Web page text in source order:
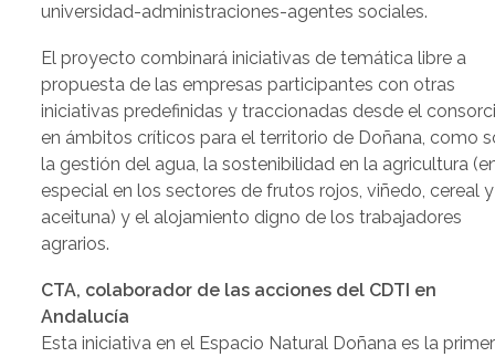
universidad-administraciones-agentes sociales.
El proyecto combinará iniciativas de temática libre a
propuesta de las empresas participantes con otras
iniciativas predefinidas y traccionadas desde el
en ámbitos críticos para el territorio de Doñana, como
la gestión del agua, la sostenibilidad en la agricultura
especial en los sectores de frutos rojos, viñedo, cereal y
aceituna) y el alojamiento digno de los trabajadores
agrarios.
CTA, colaborador de las acciones del CDTI en
Andalucía
Esta iniciativa en el Espacio Natural Doñana es la